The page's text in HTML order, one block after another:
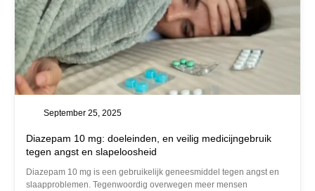
Diazepam 10 mg: doeleinden, en veilig medicijngebruik
tegen angst en slapeloosheid
Diazepam 10 mg is een gebruikelijk geneesmiddel tegen angst en
slaapproblemen. Tegenwoordig overwegen meer mensen
September 25, 2025